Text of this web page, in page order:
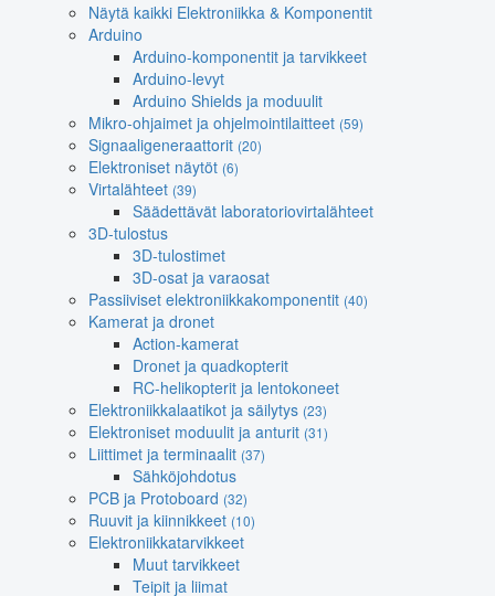
Näytä kaikki Elektroniikka & Komponentit
Arduino
Arduino-komponentit ja tarvikkeet
Arduino-levyt
Arduino Shields ja moduulit
Mikro-ohjaimet ja ohjelmointilaitteet (59)
Signaaligeneraattorit (20)
Elektroniset näytöt (6)
Virtalähteet (39)
Säädettävät laboratoriovirtalähteet
3D-tulostus
3D-tulostimet
3D-osat ja varaosat
Passiiviset elektroniikkakomponentit (40)
Kamerat ja dronet
Action-kamerat
Dronet ja quadkopterit
RC-helikopterit ja lentokoneet
Elektroniikkalaatikot ja säilytys (23)
Elektroniset moduulit ja anturit (31)
Liittimet ja terminaalit (37)
Sähköjohdotus
PCB ja Protoboard (32)
Ruuvit ja kiinnikkeet (10)
Elektroniikkatarvikkeet
Muut tarvikkeet
Teipit ja liimat